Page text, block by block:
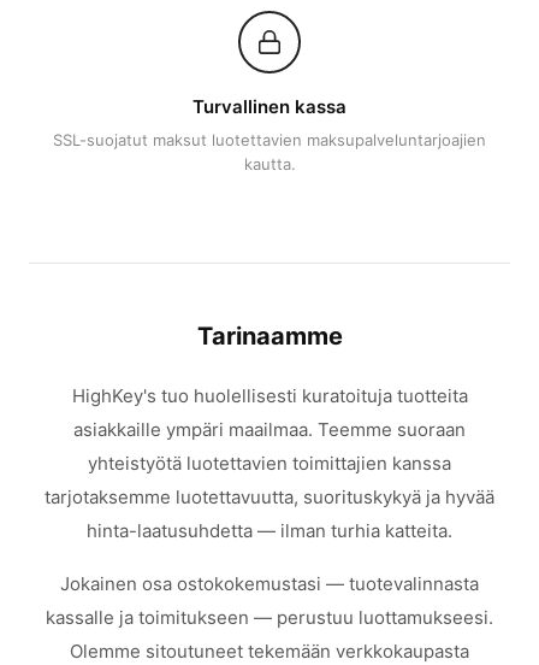
Turvallinen kassa
SSL-suojatut maksut luotettavien maksupalveluntarjoajien
kautta.
Tarinaamme
HighKey's tuo huolellisesti kuratoituja tuotteita
asiakkaille ympäri maailmaa. Teemme suoraan
yhteistyötä luotettavien toimittajien kanssa
tarjotaksemme luotettavuutta, suorituskykyä ja hyvää
hinta-laatusuhdetta — ilman turhia katteita.
Jokainen osa ostokokemustasi — tuotevalinnasta
kassalle ja toimitukseen — perustuu luottamukseesi.
Olemme sitoutuneet tekemään verkkokaupasta